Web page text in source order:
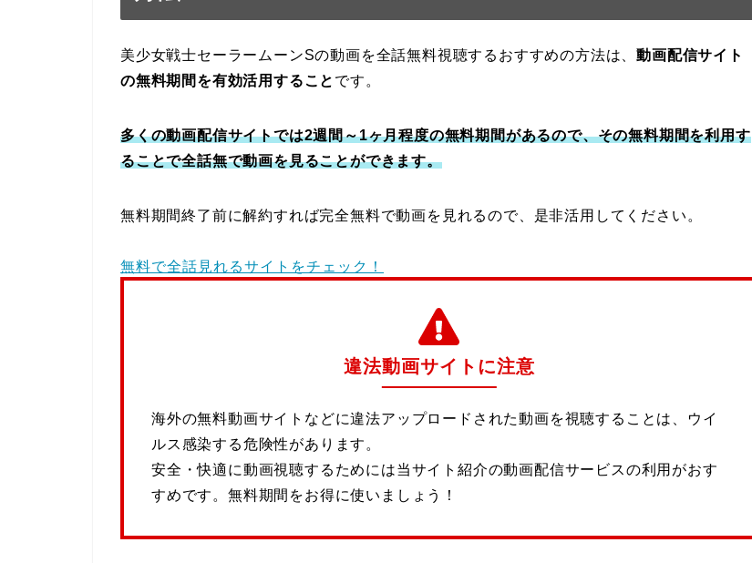
美少女戦士セーラームーンSの動画を全話無料視聴するおすすめの方法は、動画配信サイト
の無料期間を有効活用すること です。
多くの動画配信サイトでは2週間～1ヶ月程度の無料期間があるので、その無料期間を利用す
ることで全話無で動画を見ることができます。
無料期間終了前に解約すれば完全無料で動画を見れるので、是非活用してください。
無料で全話見れるサイトをチェック！
違法動画サイトに注意
海外の無料動画サイトなどに違法アップロードされた動画を視聴することは、ウイ
ルス感染する危険性があります。
安全・快適に動画視聴するためには当サイト紹介の動画配信サービスの利用がおす
すめです。無料期間をお得に使いましょう！